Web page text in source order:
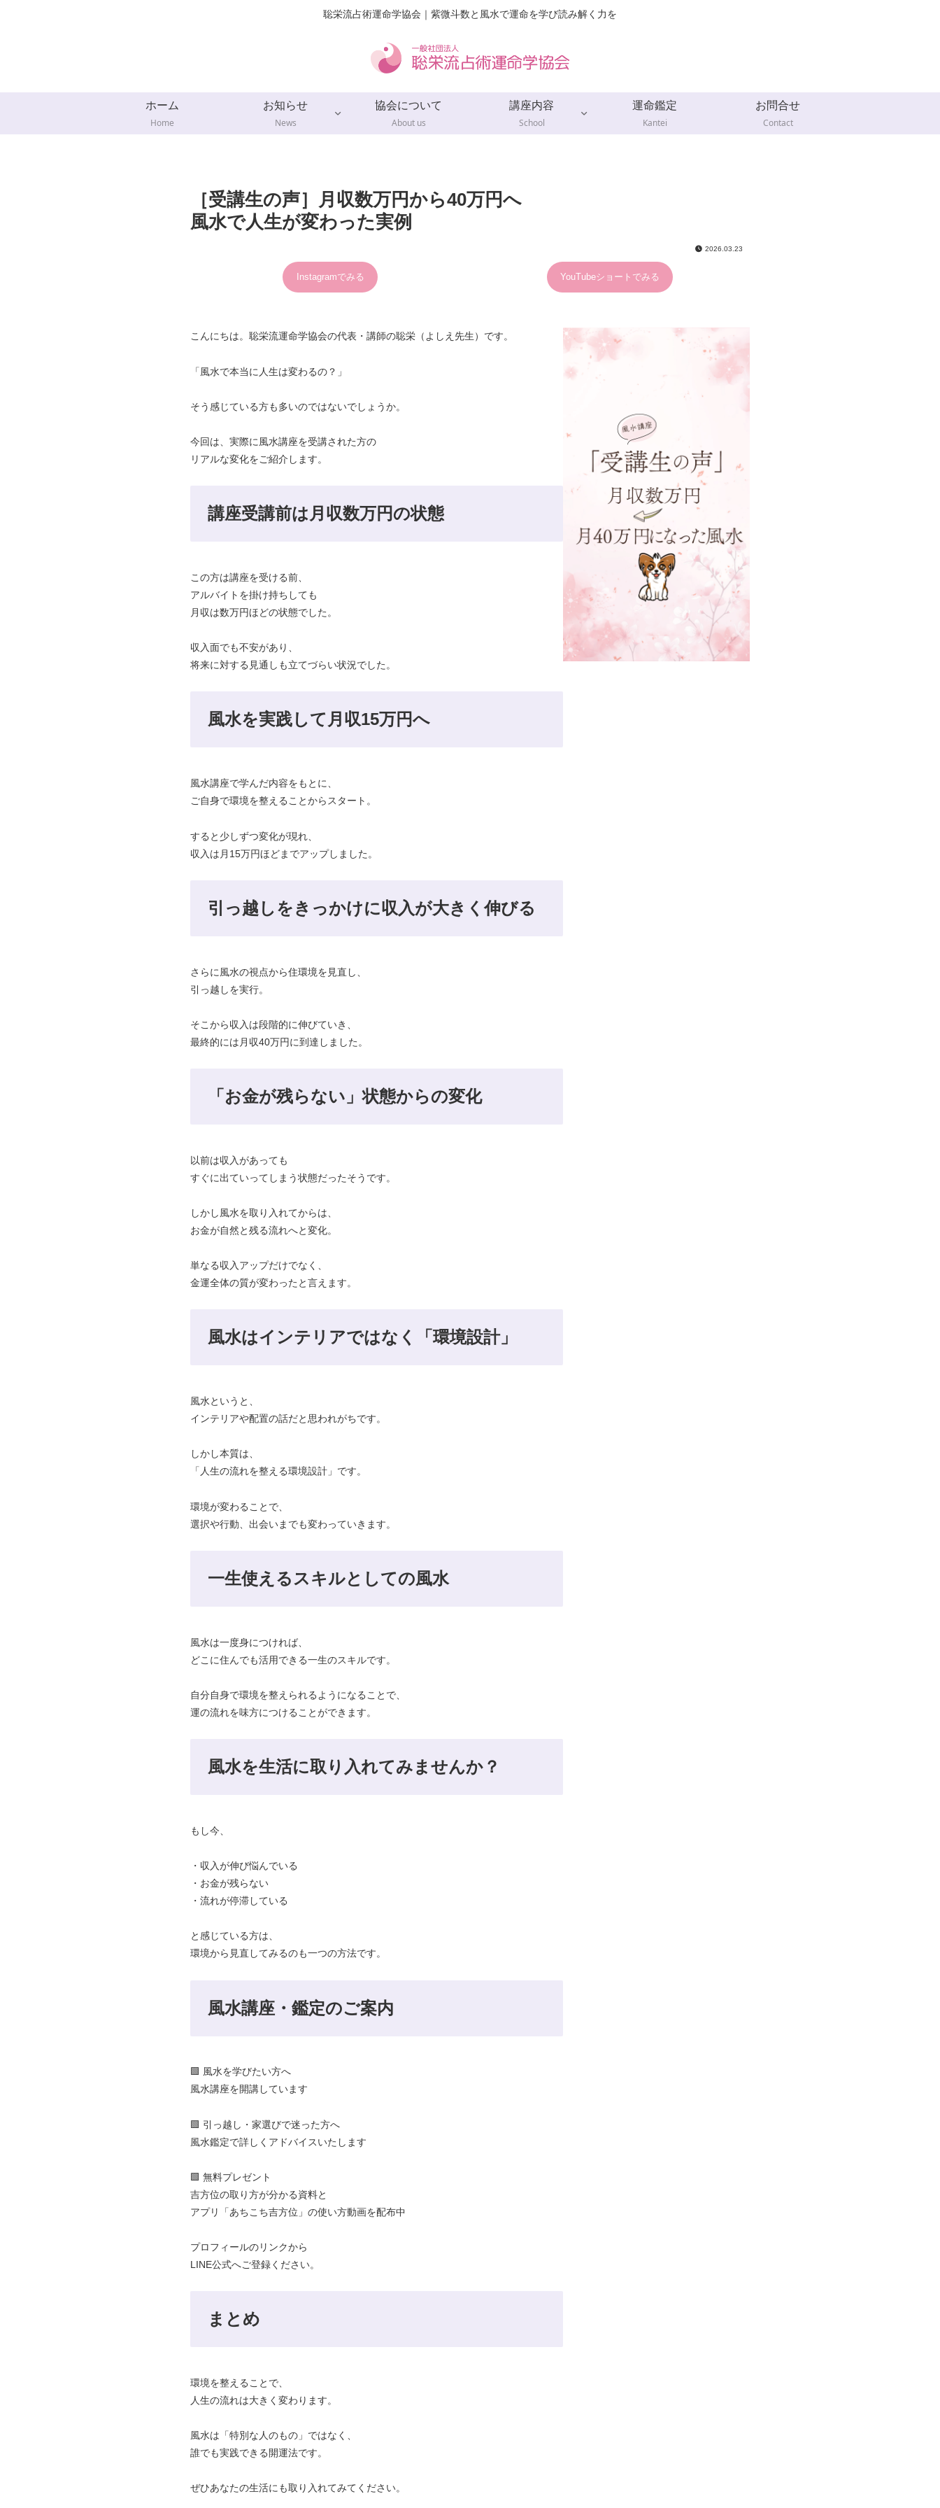
聡栄流占術運命学協会｜紫微斗数と風水で運命を学び読み解く力を
ホーム
Home
お知らせ
News
協会について
About us
講座内容
School
運命鑑定
Kantei
お問合せ
Contact
［受講生の声］月収数万円から40万円へ
風水で人生が変わった実例
2026.03.23
Instagramでみる YouTubeショートでみる
こんにちは。聡栄流運命学協会の代表・講師の聡栄（よしえ先生）です。
「風水で本当に人生は変わるの？」
そう感じている方も多いのではないでしょうか。
今回は、実際に風水講座を受講された方の
リアルな変化をご紹介します。
講座受講前は月収数万円の状態
この方は講座を受ける前、
アルバイトを掛け持ちしても
月収は数万円ほどの状態でした。
収入面でも不安があり、
将来に対する見通しも立てづらい状況でした。
風水を実践して月収15万円へ
風水講座で学んだ内容をもとに、
ご自身で環境を整えることからスタート。
すると少しずつ変化が現れ、
収入は月15万円ほどまでアップしました。
引っ越しをきっかけに収入が大きく伸びる
さらに風水の視点から住環境を見直し、
引っ越しを実行。
そこから収入は段階的に伸びていき、
最終的には月収40万円に到達しました。
「お金が残らない」状態からの変化
以前は収入があっても
すぐに出ていってしまう状態だったそうです。
しかし風水を取り入れてからは、
お金が自然と残る流れへと変化。
単なる収入アップだけでなく、
金運全体の質が変わったと言えます。
風水はインテリアではなく「環境設計」
風水というと、
インテリアや配置の話だと思われがちです。
しかし本質は、
「人生の流れを整える環境設計」です。
環境が変わることで、
選択や行動、出会いまでも変わっていきます。
一生使えるスキルとしての風水
風水は一度身につければ、
どこに住んでも活用できる一生のスキルです。
自分自身で環境を整えられるようになることで、
運の流れを味方につけることができます。
風水を生活に取り入れてみませんか？
もし今、
・収入が伸び悩んでいる
・お金が残らない
・流れが停滞している
と感じている方は、
環境から見直してみるのも一つの方法です。
風水講座・鑑定のご案内
🟩 風水を学びたい方へ
風水講座を開講しています
🟩 引っ越し・家選びで迷った方へ
風水鑑定で詳しくアドバイスいたします
🟩 無料プレゼント
吉方位の取り方が分かる資料と
アプリ「あちこち吉方位」の使い方動画を配布中
プロフィールのリンクから
LINE公式へご登録ください。
まとめ
環境を整えることで、
人生の流れは大きく変わります。
風水は「特別な人のもの」ではなく、
誰でも実践できる開運法です。
ぜひあなたの生活にも取り入れてみてください。